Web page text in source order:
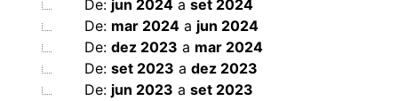
De: jun 2024 aset 2024
De: mar 2024 a jun 2024
De:dez 2023 a mar 2024
De:set 2023 adez 2023
De: jun 2023 aset 2023